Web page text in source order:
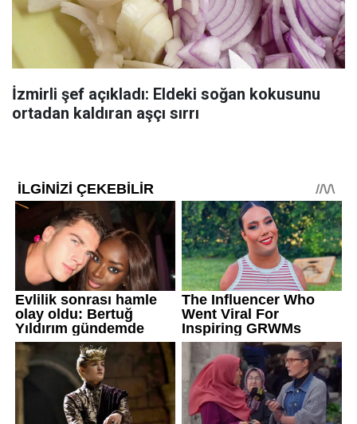
İzmirli şef açıkladı: Eldeki soğan kokusunu
ortadan kaldıran aşçı sırrı